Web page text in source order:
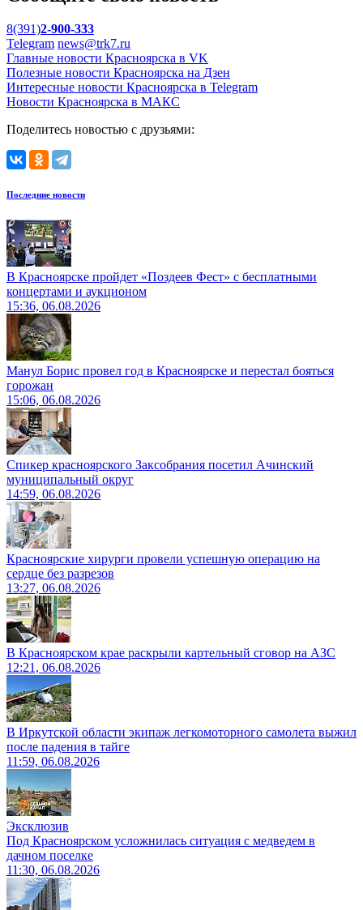
8(391)2-900-333
Telegram news@trk7.ru
Главные новости Красноярска в VK
Полезные новости Красноярска на Дзен
Интересные новости Красноярска в Telegram
Новости Красноярска в МАКС
Поделитесь новостью с друзьями:
Последние новости
В Красноярске пройдет «Поздеев Фест» с бесплатными
концертами и аукционом
15:36, 06.08.2026
Манул Борис провел год в Красноярске и перестал бояться
горожан
15:06, 06.08.2026
Спикер красноярского Заксобрания посетил Ачинский
муниципальный округ
14:59, 06.08.2026
Красноярские хирурги провели успешную операцию на
сердце без разрезов
13:27, 06.08.2026
В Красноярском крае раскрыли картельный сговор на АЗС
12:21, 06.08.2026
В Иркутской области экипаж легкомоторного самолета выжил
после падения в тайге
11:59, 06.08.2026
Эксклюзив
Под Красноярском усложнилась ситуация с медведем в
дачном поселке
11:30, 06.08.2026